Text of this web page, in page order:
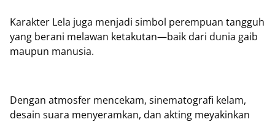
Karakter Lela juga menjadi simbol perempuan tangguh
yang berani melawan ketakutan—baik dari dunia gaib
maupun manusia.
Dengan atmosfer mencekam, sinematografi kelam,
desain suara menyeramkan, dan akting meyakinkan